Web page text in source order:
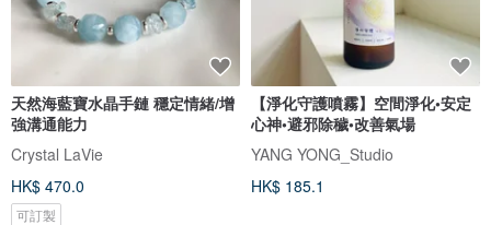
天然海藍寶水晶手鏈 穩定情緒/增
強溝通能力
Crystal LaVie
HK$ 470.0
可訂製
【淨化守護噴霧】空間淨化•安定
心神•避邪除穢•改善氣場
YANG YONG_Studio
HK$ 185.1